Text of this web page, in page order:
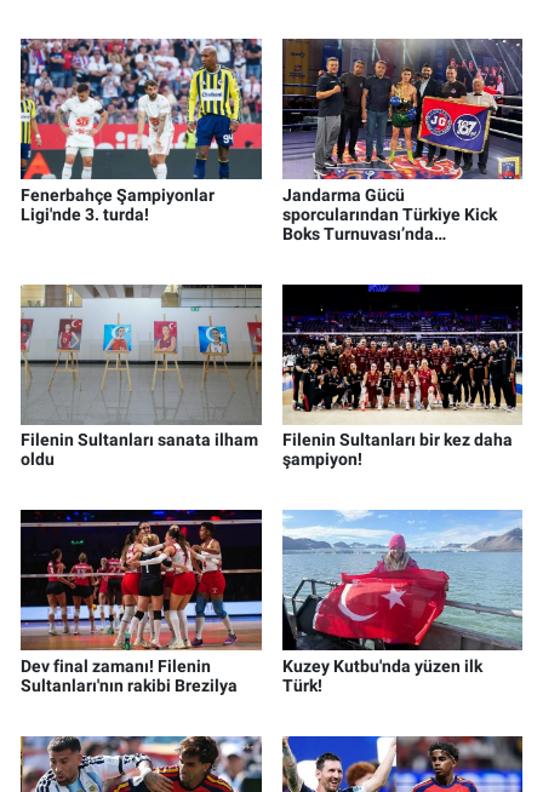
Fenerbahçe Şampiyonlar
Ligi'nde 3. turda!
Jandarma Gücü
sporcularından Türkiye Kick
Boks Turnuvası’nda
Filenin Sultanları sanata ilham
oldu
Filenin Sultanları bir kez daha
şampiyon!
Dev final zamanı! Filenin
Sultanları'nın rakibi Brezilya
Kuzey Kutbu'nda yüzen ilk
Türk!